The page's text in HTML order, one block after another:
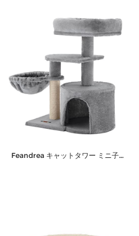
Feandrea キャットタワー ミニ子猫やシニア猫にお勧め 省スペース 爪とぎ 高さ68cm PCT59W